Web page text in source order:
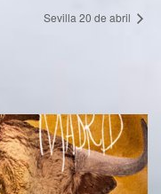
Sevilla 20 de abril